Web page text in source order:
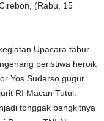
(Rabu, 15
Upacara tabur
peristiwa heroik
Yos Sudarso gugur
RI Macan Tutul.
tonggak bangkitnya